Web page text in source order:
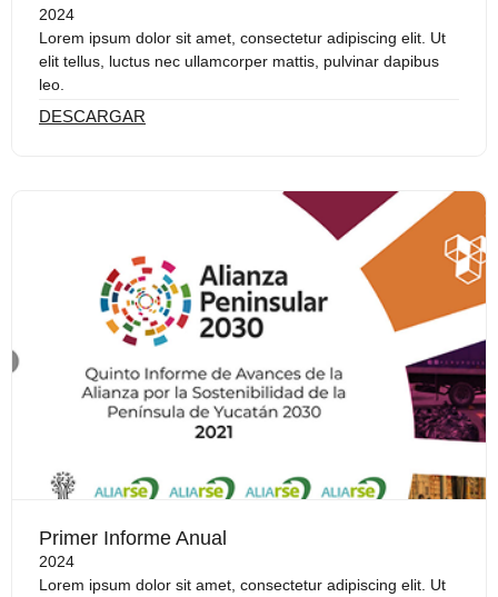
2024
Lorem ipsum dolor sit amet, consectetur adipiscing elit. Ut
elit tellus, luctus nec ullamcorper mattis, pulvinar dapibus
leo.
DESCARGAR
Primer Informe Anual
2024
Lorem ipsum dolor sit amet, consectetur adipiscing elit. Ut